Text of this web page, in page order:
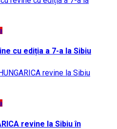
cu ediția a 7-a la Sibiu
revine la Sibiu în